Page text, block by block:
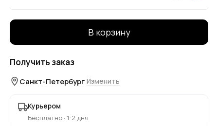
В корзину
Получить заказ
Санкт-Петербург Изменить
Курьером
Бесплатно · 1-2 дня